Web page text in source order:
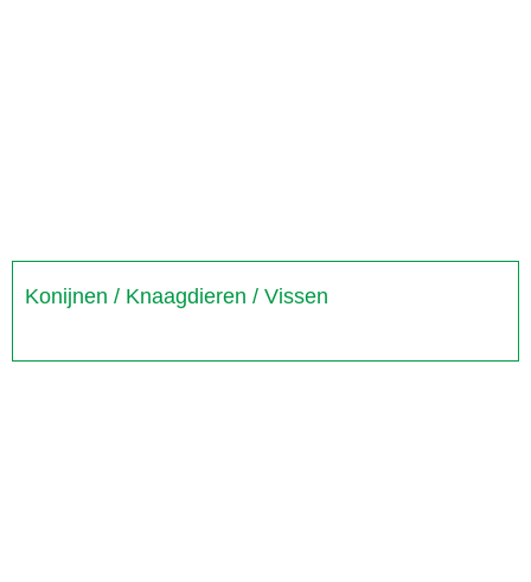
Konijnen / Knaagdieren / Vissen